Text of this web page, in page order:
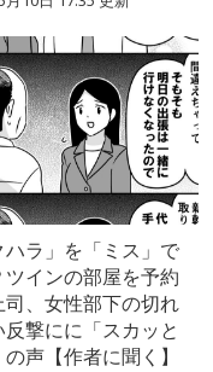
ハラ」を「ミス」で
ツインの部屋を予約
司、女性部下の切れ
撃にに「スカッと
の声【作者に聞く】